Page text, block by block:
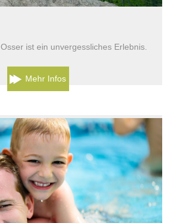
ist ein unvergessliches Erlebnis.
Mehr Infos